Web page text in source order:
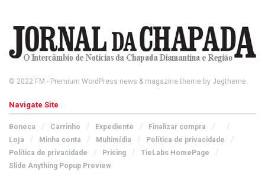
© 2022 FM - Premium WordPress news & magazine theme by Jegtheme.
Navigate Site
Boneca Carrinho Expediente
Finalizar compra
Loja
Minha conta Multimídia
Política de privacidade
Política de privacidade
Pricing
TieLabs HomePage
Slide Anything Popup Preview